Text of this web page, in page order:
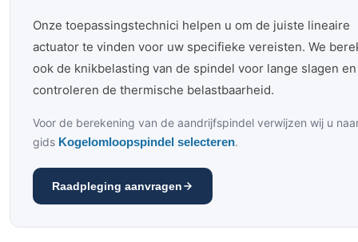
Onze toepassingstechnici helpen u om de juiste lineaire
actuator te vinden voor uw specifieke vereisten. We
ook de knikbelasting van de spindel voor lange slagen en
controleren de thermische belastbaarheid.
Voor de berekening van de aandrijfspindel verwijzen wij u
gids Kogelomloopspindel selecteren.
Raadpleging aanvragen